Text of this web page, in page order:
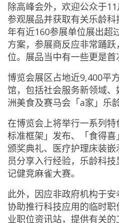
除高峰会外，欢迎公众于
参观展品并获取有关乐龄
年有近160参展单位展出超
方案，参展商反应非常踊
位。展品当中有一些更是首
博览会展区占地近9,400平
馆，包括社会服务新领域
洲美食及赛马会「a家」乐
在博览会上将举行一系列
标准框架」发布、「食得
颁奖典礼、医疗护理床装
员分享入行经验，乐龄科
记健竞麻雀大赛。
此外，因应非政府机构于
协助推行科技应用的临时
业职位资讯站，提供有关的